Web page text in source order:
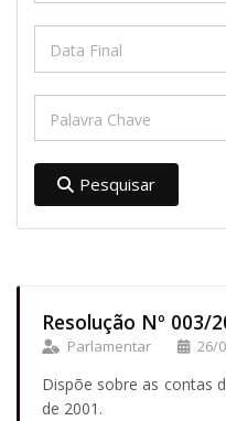
Resolução Nº 003/
Parlamentar 26/
Dispõe sobre as contas
de 2001.
Pesquisar